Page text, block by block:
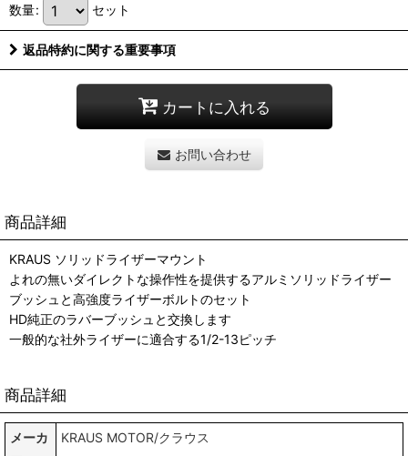
数量: セット
返品特約に関する重要事項
カートに入れる
お問い合わせ
商品詳細
KRAUS ソリッドライザーマウント
よれの無いダイレクトな操作性を提供するアルミソリッドライザー
ブッシュと高強度ライザーボルトのセット
HD純正のラバーブッシュと交換します
一般的な社外ライザーに適合する1/2-13ピッチ
商品詳細
メーカ
KRAUS MOTOR/クラウス